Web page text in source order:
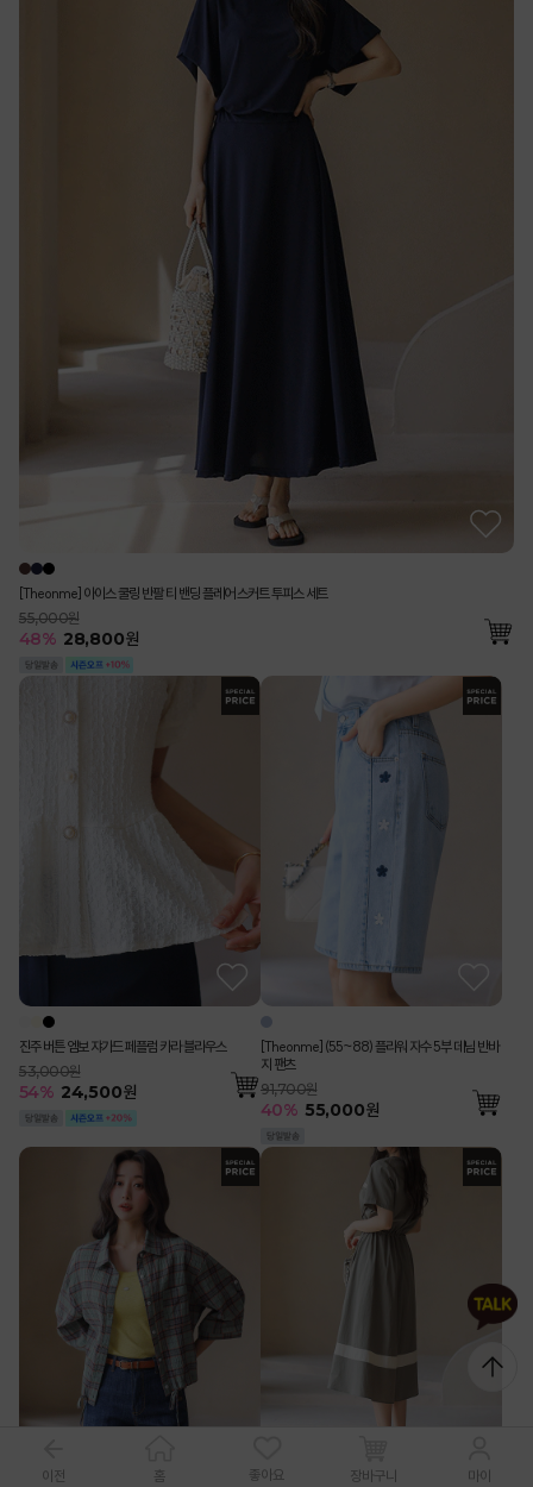
이전 홈 좋아요 장바구니 마이
[Theonme] 아이스 쿨링 반팔 티 밴딩 플레어 스커트 투피스 세트
55,000원
48% 28,800원
진주 버튼 엠보 쟈가드 페플럼 카라 블라우스
53,000원
54% 24,500원
[Theonme] (55~88) 플라워 자수 5부 데님 반바
지 팬츠
91,700원
40% 55,000원